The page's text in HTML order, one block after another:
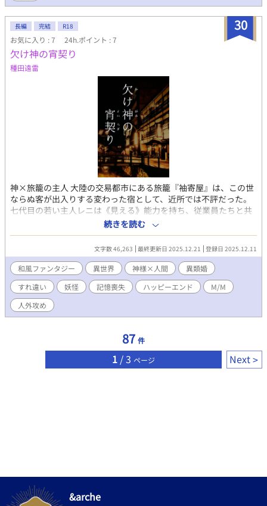
30
長編 完結 R18
お気に入り : 7 24h.ポイント : 7
欠け神の宵契り
種田遠雷
神×旅籠の主人 大陸の交易都市にある旅籠『袖寄屋』は、この世
ならぬ客が出入りする変わった宿として、近所では不評だった。
七代目の若い主人レニは《見える》能力を持ち、従業員たちと共
に人外の客たちを受け入れ、小さいながらも独特の宿を切り盛り
してきた。 ある夜、巨大で険しい顔をした包帯姿の男が現れ、
「ここに用がある」と言い張る。 名を失くしたと語る男は、袖寄
屋に盗まれたものがあると主張して宿中を探し回り始めた。 不審
に思ったレニは男を追い出そうとするが、ある事件をきっかけに
ついに衝突する。 やがて明らかになった男の正体——彼は、かつ
て海辺の国を守っていた地主神だった。国は戦火で滅び、神は記
憶と力を奪われていたのだ。探しているのは失われた彼自身の
力。 レニは失せ物探しに協力することを決める。しかし、宝のう
に力を返すため、故郷の秘儀を行うことを提案する。一夜限りの
秘儀を通じて、二人は深い絆で結ばれた。 だが力を取り戻した神
の不穏な目的に気づいたレニは、再び彼と激しく対立することに
なる。 ※この作品は、ムーンライトノベルズ、エブリスタにも掲
続きを読む
文字数 46,263 最終更新日 2025.12.21 登録日 2025.12.11
和風ファンタジー 異世界 神様×人間
異類婚
すれ違い
妖怪 記憶喪失 ハッピーエンド
M/M
人外攻め
87 件
1 / 3 ページ Next
&arche